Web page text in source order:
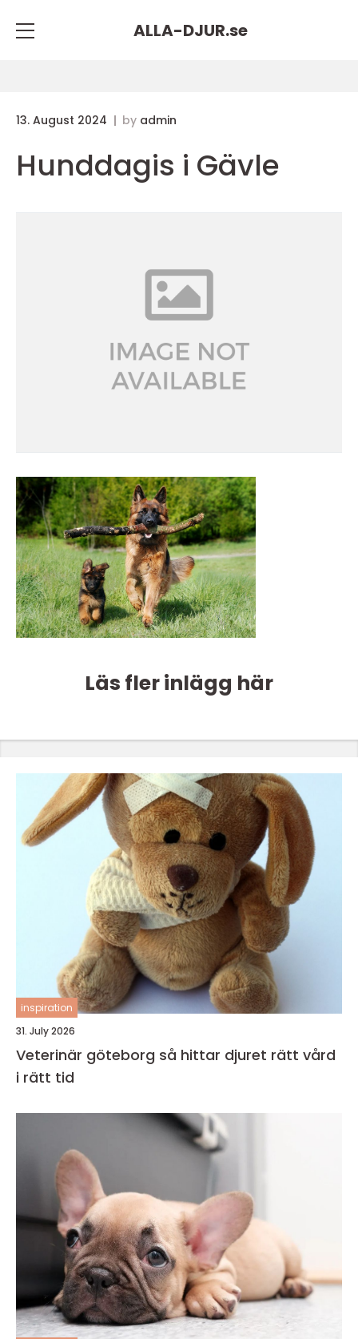
ALLA-DJUR.se
13. August 2024 by admin
Hunddagis i Gävle
Läs fler inlägg här
inspiration
31. July 2026
Veterinär göteborg så hittar djuret rätt vård
i rätt tid